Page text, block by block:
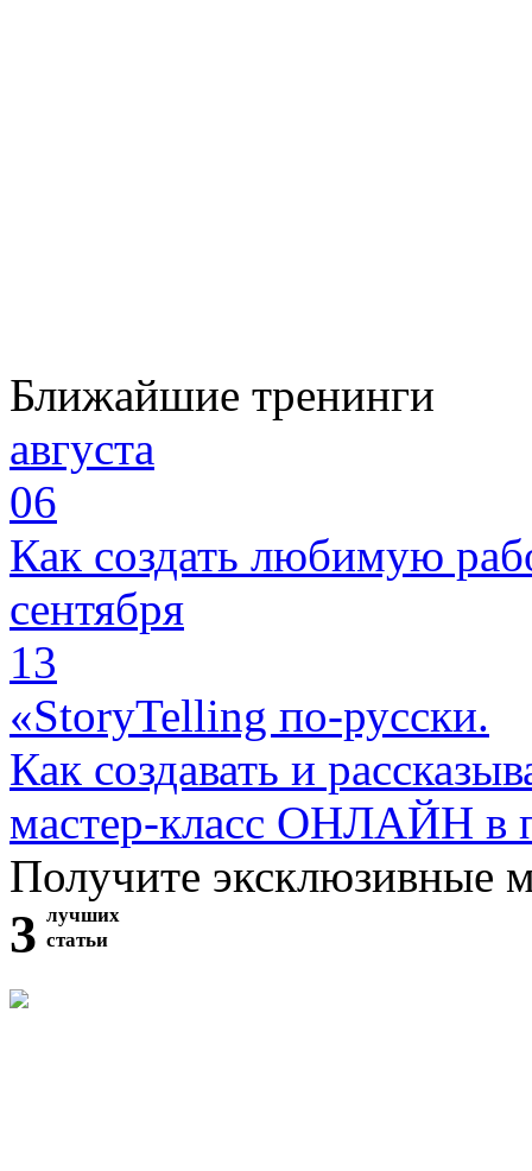
Ближайшие тренинги
августа
06
Как создать любимую
сентября
13
«StoryTelling по-русски.
Как создавать и
мастер-класс ОНЛАЙН в
Получите эксклюзивные
3 лучших
статьи